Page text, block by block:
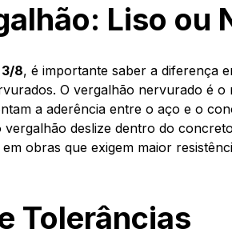
Liso ou
8, é importante saber a diferença
O vergalhão nervurado é o
a aderência entre o aço e o
deslize dentro do
obras que exigem maior
Tolerâncias